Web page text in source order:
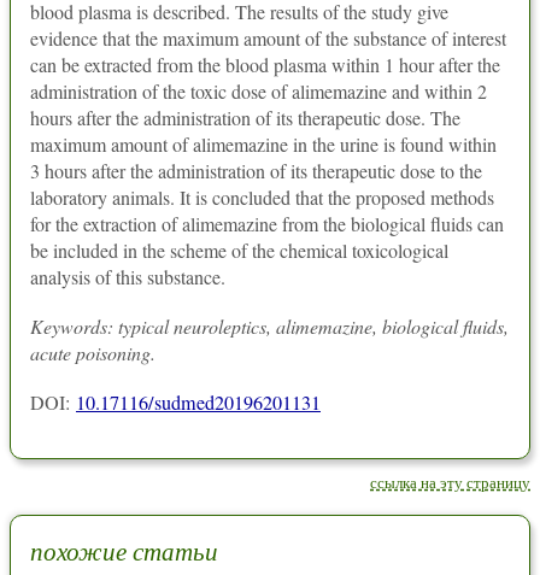
blood plasma is described. The results of the study give
evidence that the maximum amount of the substance of interest
can be extracted from the blood plasma within 1 hour after the
administration of the toxic dose of alimemazine and within 2
hours after the administration of its therapeutic dose. The
maximum amount of alimemazine in the urine is found within
3 hours after the administration of its therapeutic dose to the
laboratory animals. It is concluded that the proposed methods
for the extraction of alimemazine from the biological fluids can
be included in the scheme of the chemical toxicological
analysis of this substance.
Keywords: typical neuroleptics, alimemazine, biological fluids,
acute poisoning.
DOI: 10.17116/sudmed20196201131
ссылка на эту страницу
похожие статьи